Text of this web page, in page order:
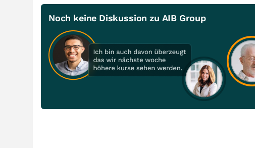
Noch keine Diskussion zu AIB Group